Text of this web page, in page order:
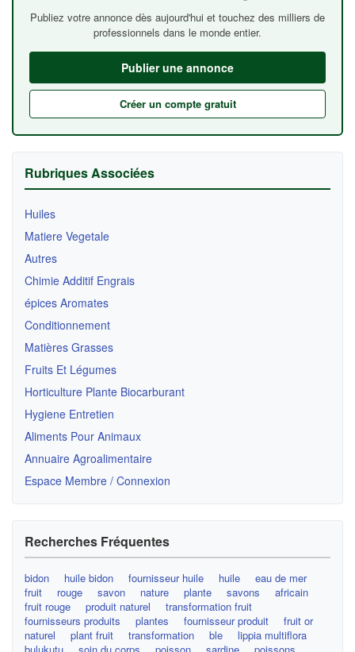
Publiez votre annonce dès aujourd'hui et touchez des milliers de
professionnels dans le monde entier.
Publier une annonce
Créer un compte gratuit
Rubriques Associées
Huiles
Matiere Vegetale
Autres
Chimie Additif Engrais
épices Aromates
Conditionnement
Matières Grasses
Fruits Et Légumes
Horticulture Plante Biocarburant
Hygiene Entretien
Aliments Pour Animaux
Annuaire Agroalimentaire
Espace Membre / Connexion
Recherches Fréquentes
bidon huile bidon fournisseur huile huile
eau de mer
fruit
rouge savon nature plante savons
africain
fruit rouge
produit naturel
transformation fruit
fournisseurs produits
plantes fournisseur produit
fruit or
naturel
plant fruit transformation ble
lippia multiflora